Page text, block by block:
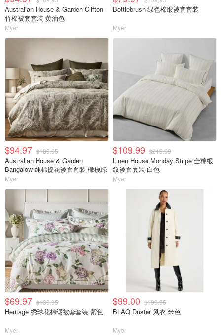
Australian House & Garden Clifton
竹棉被套套装 黄油色
Myer
Bottlebrush 绿色棉缎被套套装
Myer
$94.97 $189.95
Australian House & Garden
Bangalow 纯棉提花被套套装 橄榄绿
Myer
$109.99 $219.99
Linen House Monday Stripe 全棉缎
纹被套套装 白色
Myer
$69.97 $139.95
Heritage 绣球花棉缎被套套装 紫色
Myer
$99.00 $199.95
BLAQ Duster 风衣 米色
Myer